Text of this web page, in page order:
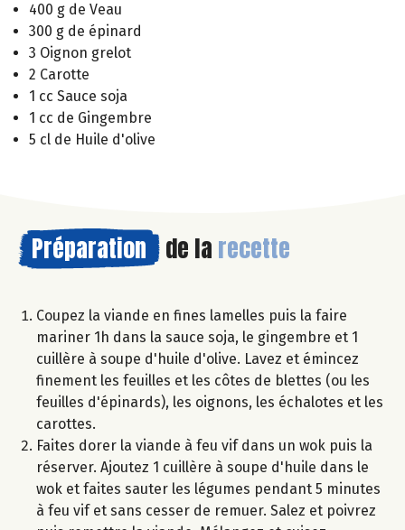
400 g de Veau
300 g de épinard
3 Oignon grelot
2 Carotte
1 cc Sauce soja
1 cc de Gingembre
5 cl de Huile d'olive
Préparation de la recette
Coupez la viande en fines lamelles puis la faire
mariner 1h dans la sauce soja, le gingembre et 1
cuillère à soupe d'huile d'olive. Lavez et émincez
finement les feuilles et les côtes de blettes (ou les
feuilles d'épinards), les oignons, les échalotes et les
carottes.
Faites dorer la viande à feu vif dans un wok puis la
réserver. Ajoutez 1 cuillère à soupe d'huile dans le
wok et faites sauter les légumes pendant 5 minutes
à feu vif et sans cesser de remuer. Salez et poivrez